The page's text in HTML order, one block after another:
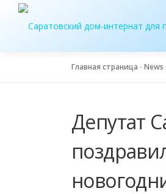
Перейти
содержимому
Главная страница -News
Депутат